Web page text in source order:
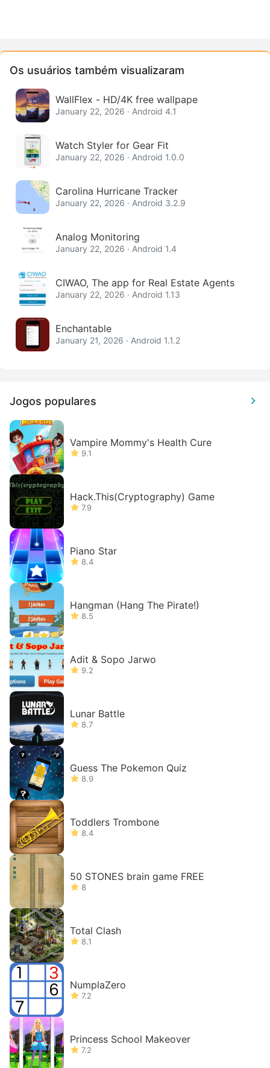
Os usuários também visualizaram
WallFlex - HD/4K free wallpape
January 22, 2026 · Android 4.1
Watch Styler for Gear Fit
January 22, 2026 · Android 1.0.0
Carolina Hurricane Tracker
January 22, 2026 · Android 3.2.9
Analog Monitoring
January 22, 2026 · Android 1.4
CIWAO, The app for Real Estate Agents
January 22, 2026 · Android 1.13
Enchantable
January 21, 2026 · Android 1.1.2
Jogos populares
Vampire Mommy's Health Cure
9.1
Hack.This(Cryptography) Game
7.9
Piano Star
8.4
Hangman (Hang The Pirate!)
8.5
Adit & Sopo Jarwo
9.2
Lunar Battle
8.7
Guess The Pokemon Quiz
8.9
Toddlers Trombone
8.4
50 STONES brain game FREE
8
Total Clash
8.1
NumplaZero
7.2
Princess School Makeover
7.2